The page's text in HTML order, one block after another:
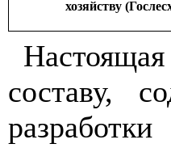
хозяйству
Настоящ
составу,